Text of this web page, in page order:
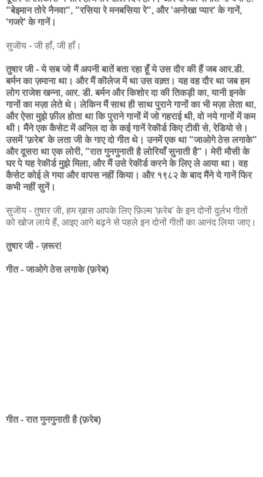
"बेइमान तोरे नैनवा", "रसिया रे मनबसिया रे", और 'अनोखा प्यार' के गानें,
'गजरे' के गानें।
सुजॊय - जी हाँ, जी हाँ।
तुषार जी - ये सब जो मैं अपनी बातें बता रहा हूँ ये उस दौर की हैं जब आर.डी.
बर्मन का ज़माना था। और मैं कॊलेज में था उस वक़्त। यह वह दौर था जब हम
लोग राजेश खन्ना, आर. डी. बर्मन और किशोर दा की तिकड़ी का, यानी इनके
गानों का मज़ा लेते थे। लेकिन मैं साथ ही साथ पुराने गानों का भी मज़ा लेता था,
और ऐसा मुझे फ़ील होता था कि पुराने गानों में जो गहराई थी, वो नये गानों में कम
थी। मैंने एक कैसेट में अनिल दा के कई गानें रेकॊर्ड किए टीवी से, रेडियो से।
उसमें 'फ़रेब' के लता जी के गाए दो गीत थे। उनमें एक था "जाओगे ठेस लगाके"
और दूसरा था एक लोरी, "रात गुनगुनाती है लोरियाँ सुनाती है"। मेरी मौसी के
घर पे यह रेकॊर्ड मुझे मिला, और मैं उसे रेकॊर्ड करने के लिए ले आया था। वह
कैसेट कोई ले गया और वापस नहीं किया। और १९८२ के बाद मैंने ये गानें फिर
कभी नहीं सुनें।
सुजॊय - तुषार जी, हम ख़ास आपके लिए फ़िल्म 'फ़रेब' के इन दोनों दुर्लभ गीतों
को खोज लाये हैं, आइए आगे बढ़ने से पहले इन दोनों गीतों का आनंद लिया जाए।
तुषार जी - ज़रूर!
गीत - जाओगे ठेस लगाके (फ़रेब)
गीत - रात गुनगुनाती है (फ़रेब)